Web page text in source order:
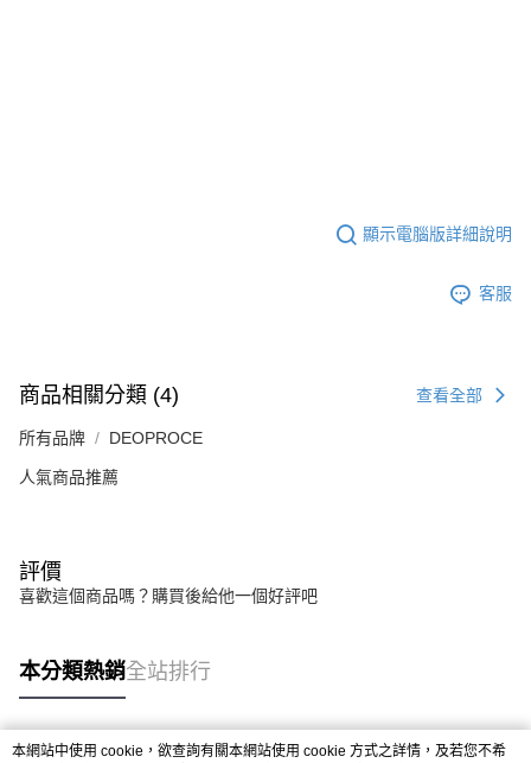
顯示電腦版詳細說明
客服
商品相關分類 (4) 查看全部
所有品牌 DEOPROCE
人氣商品推薦
評價
喜歡這個商品嗎？購買後給他一個好評吧
本分類熱銷全站排行
本網站中使用 cookie，欲查詢有關本網站使用 cookie 方式之詳情，及若您不希